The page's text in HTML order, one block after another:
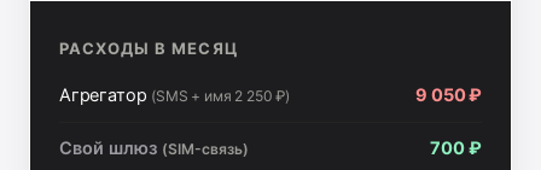
РАСХОДЫ В МЕСЯЦ
Агрегатор (SMS + имя 2 250 ₽) 9 050 ₽
Свой шлюз (SIM-связь) 700 ₽